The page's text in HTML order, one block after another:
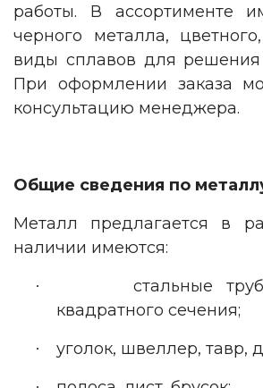
работы. В ассортименте
черного металла,
виды сплавов для решения
При оформлении заказа
консультацию менеджера.
Общие сведения по
Металл предлагается в
наличии имеются:
·
стальные
квадратного сечения;
· уголок, швеллер, тавр,